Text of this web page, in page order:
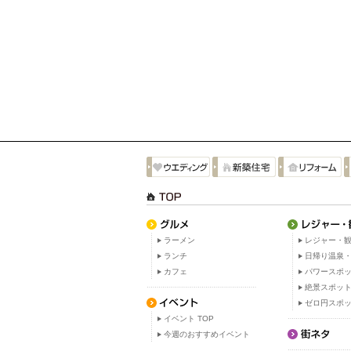
ラーメン
ランチ
カフェ
イベント TOP
今週のおすすめイベント
レジャー・
日帰り温泉
パワースポ
絶景スポット
ゼロ円スポ